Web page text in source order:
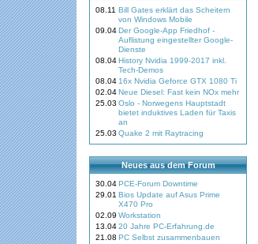
08.11 Bill Gates erklärt das Scheitern
von Windows Mobile
09.04Der Google-App Friedhof -
Auflistung eingestellter Google-
Dienste
08.04History Nvidia 1999-2017 inkl.
Tech-Demos
08.04 16x Nvidia Geforce GTX 1080 Ti
02.04Neue Diesel: Fast kein NOx mehr
25.03 Oslo - Norwegens Hauptstadt
bietet induktives Laden für Taxis
an
25.03 Quake 2 mit Raytracing
Neues aus dem Forum
30.04PCE-Forum Downtime
29.01 Bios Update auf Asus Prime
X470 Pro
02.09 Workstation
13.0420 Jahre PC-Erfahrung.de
21.08 PC Selbst zusammenbauen